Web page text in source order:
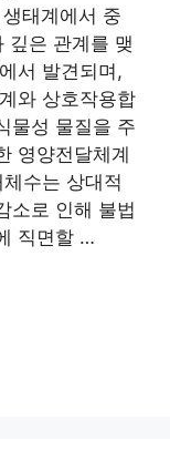
태계에서 중
깊은 관계를 맺
서 발견되며,
와 상호작용합
물성 물질을 주
영양전달체계
수는 상대적
소로 인해 불법
직면할 …